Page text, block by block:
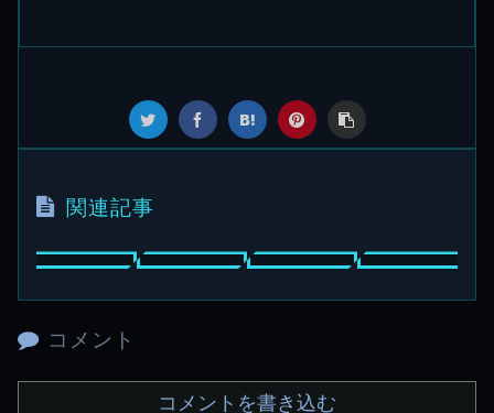
関連記事
コメント
コメントを書き込む